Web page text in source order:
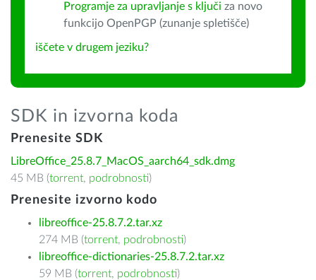
Programje za upravljanje s ključi za novo
funkcijo OpenPGP (zunanje spletišče)
iščete v drugem jeziku?
SDK in izvorna koda
Prenesite SDK
LibreOffice_25.8.7_MacOS_aarch64_sdk.dmg
45 MB (torrent, podrobnosti)
Prenesite izvorno kodo
libreoffice-25.8.7.2.tar.xz
274 MB (torrent, podrobnosti)
libreoffice-dictionaries-25.8.7.2.tar.xz
59 MB (torrent, podrobnosti)